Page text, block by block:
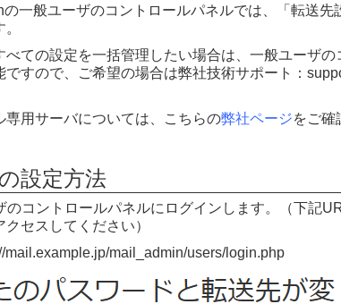
一般ユーザのコントロールパネルでは、 「転送先
べての設定を一括管理したい場合は、一般ユーザ
ですので、ご希望の場合は弊社技術サポート：
専用サーバについては、こちらの弊社ページをご確
設定方法
コントロールパネルにログインします。（下記
セスしてください）
mail.example.jp/mail_admin/users/login.php